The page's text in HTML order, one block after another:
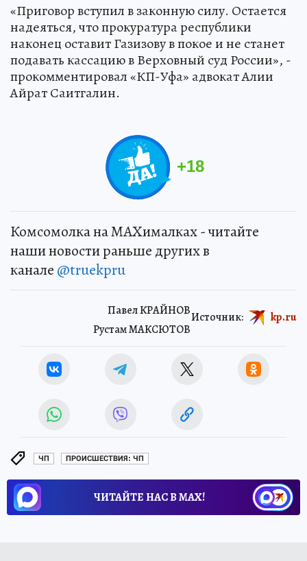
«Приговор вступил в законную силу. Остается
надеяться, что прокуратура республики
наконец оставит Газизову в покое и не станет
подавать кассацию в Верховный суд России», -
прокомментировал «КП-Уфа» адвокат Алии
Айрат Саитгалин.
+18
Комсомолка на MAXималках - читайте
наши новости раньше других в
канале @truekpru
Павел КРАЙНОВ
Рустам МАКСЮТОВ
Источник: kp.ru
ЧП ПРОИСШЕСТВИЯ: ЧП
ЧИТАЙТЕ НАС В МАХ!